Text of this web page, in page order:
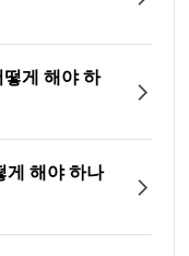
게 해야 하
게 해야 하나